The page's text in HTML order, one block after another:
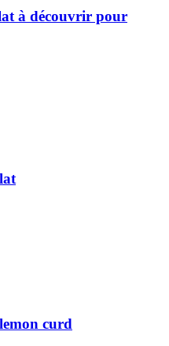
à découvrir pour
curd